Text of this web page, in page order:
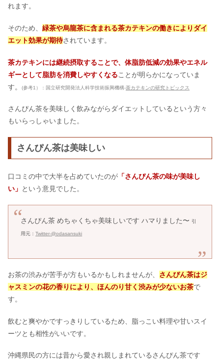
れます。
そのため、 緑茶や烏龍茶に含まれる茶カテキンの働きによりダイ
エット効果が期待されています。
茶カテキンには継続摂取することで、体脂肪低減の効果やエネル
ギーとして脂肪を消費しやすくなることが明らかになっていま
す。
(参考1）：国立研究開発法人科学技術振興機構-茶カテキンの研究トピックス
さんぴん茶を美味しく飲みながらダイエットしているという方々
もいらっしゃいました。
さんぴん茶は美味しい
口コミの中で大半を占めていたのが 「さんぴん茶の味が美味し
い」 という意見でした。
さんぴん茶 めちゃくちゃ美味しいです ハマりました〜 引
用元：Twitter-@odasansuki
お茶の渋みが苦手が方もいるかもしれませんが、 さんぴん茶はジ
ャスミンの花の香りにより、ほんのり甘く渋みが少ないお茶で
す。
飲むと爽やかですっきりしているため、脂っこい料理や甘いスイ
ーツとも相性がいいです。
沖縄県民の方には昔から愛され親しまれているさんぴん茶です